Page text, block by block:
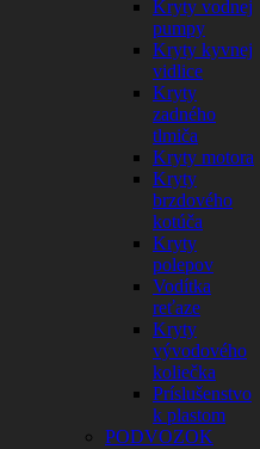
Kryty vodnej
pumpy
Kryty kyvnej
vidlice
Kryty
zadného
tlmiča
Kryty motora
Kryty
brzdového
kotúča
Kryty
polepov
Vodítka
reťaze
Kryty
vývodového
koliečka
Príslušenstvo
k plastom
PODVOZOK